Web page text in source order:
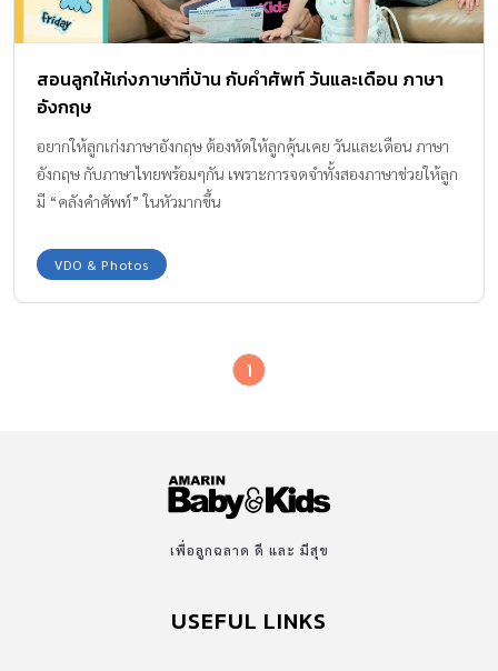
สอนลูกให้เก่งภาษาที่บ้าน กับคำศัพท์ วันและเดือน ภาษา
อังกฤษ
อยากให้ลูกเก่งภาษาอังกฤษ ต้องหัดให้ลูกคุ้นเคย วันและเดือน ภาษา
อังกฤษ กับภาษาไทยพร้อมๆกัน เพราะการจดจำทั้งสองภาษาช่วยให้ลูก
มี “คลังคำศัพท์” ในหัวมากขึ้น
VDO & Photos
1
เพื่อลูกฉลาด ดี และ มีสุข
USEFUL LINKS